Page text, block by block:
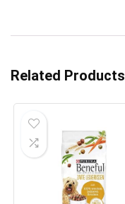
Related Products